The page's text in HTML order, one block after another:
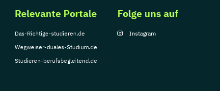
Relevante Portale
Das-Richtige-studieren.de
Wegweiser-duales-Studium.de
Studieren-berufsbegleitend.de
Folge uns auf
Instagram